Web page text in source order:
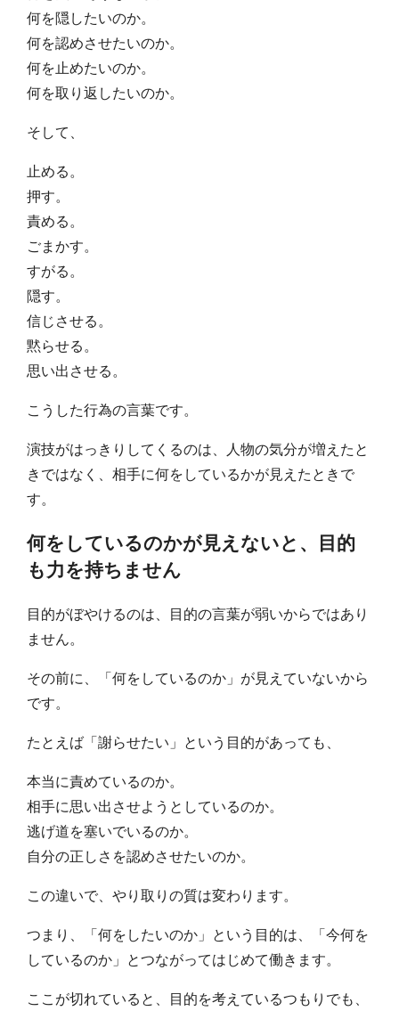
何を隠したいのか。
何を認めさせたいのか。
何を止めたいのか。
何を取り返したいのか。
そして、
止める。
押す。
責める。
ごまかす。
すがる。
隠す。
信じさせる。
黙らせる。
思い出させる。
こうした行為の言葉です。
演技がはっきりしてくるのは、人物の気分が増えたと
きではなく、相手に何をしているかが見えたときで
す。
何をしているのかが見えないと、目的
も力を持ちません
目的がぼやけるのは、目的の言葉が弱いからではあり
ません。
その前に、「何をしているのか」が見えていないから
です。
たとえば「謝らせたい」という目的があっても、
本当に責めているのか。
相手に思い出させようとしているのか。
逃げ道を塞いでいるのか。
自分の正しさを認めさせたいのか。
この違いで、やり取りの質は変わります。
つまり、「何をしたいのか」という目的は、「今何を
しているのか」とつながってはじめて働きます。
ここが切れていると、目的を考えているつもりでも、